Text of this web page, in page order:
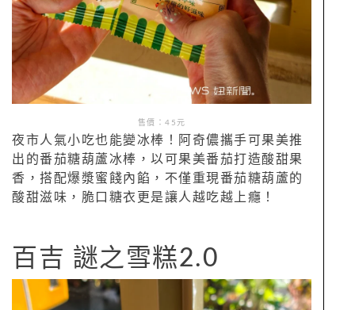
售價：45元
夜市人氣小吃也能變冰棒！阿奇儂攜手可果美推
出的番茄糖葫蘆冰棒，以可果美番茄打造酸甜果
香，搭配爆漿蜜餞內餡，不僅重現番茄糖葫蘆的
酸甜滋味，脆口糖衣更是讓人越吃越上癮！
百吉 謎之雪糕2.0